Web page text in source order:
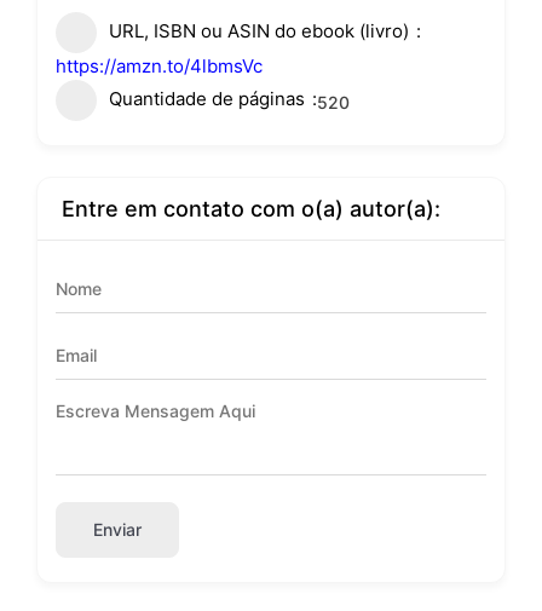
URL, ISBN ou ASIN do ebook (livro)
https://amzn.to/4lbmsVc
Quantidade de páginas
520
Entre em contato com o(a) autor(a):
Enviar